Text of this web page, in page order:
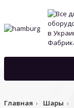
Главная Шары